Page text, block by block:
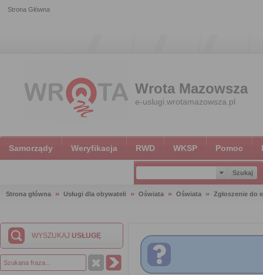
Strona Główna
Wrota Mazowsza
e-uslugi.wrotamazowsza.pl
Samorządy Weryfikacja RWD WKSP Pomoc
Strona główna Usługi dla obywateli Oświata Oświata Zgłoszenie do
WYSZUKAJ USŁUGĘ